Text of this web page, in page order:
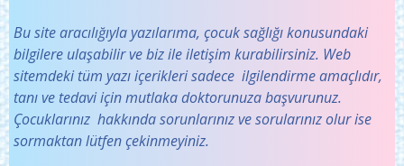
Bu site aracılığıyla yazılarıma, çocuk sağlığı konusundaki
bilgilere ulaşabilir ve biz ile iletişim kurabilirsiniz. Web
sitemdeki tüm yazı içerikleri sadece ilgilendirme amaçlıdır,
tanı ve tedavi için mutlaka doktorunuza başvurunuz.
Çocuklarınız hakkında sorunlarınız ve sorularınız olur ise
sormaktan lütfen çekinmeyiniz.